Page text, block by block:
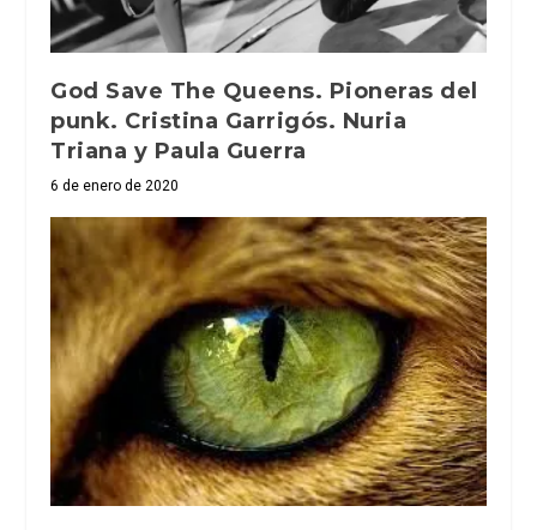
God Save The Queens. Pioneras del
punk. Cristina Garrigós. Nuria
Triana y Paula Guerra
6 de enero de 2020